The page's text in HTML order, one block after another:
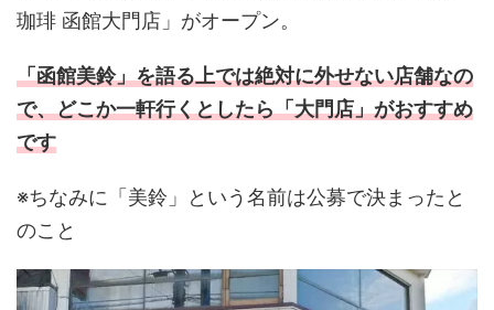
珈琲 函館大門店」がオープン。
「函館美鈴」を語る上では絶対に外せない店舗なの
で、どこか一軒行くとしたら「大門店」がおすすめ
です
※ちなみに「美鈴」という名前は公募で決まったと
のこと